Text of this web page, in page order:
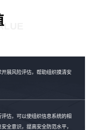
展风险评估，帮助组织摸清安
估，可以使组织信息系统的相
全意识，提高安全防范水平，